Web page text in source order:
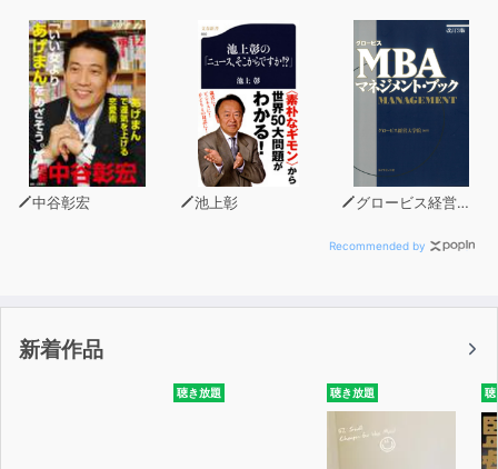
クル反復速習法」や
記憶の確認と強化を同時に行う「1分間ライティング」、
脳の自動編集機能を使った「1分間マッピング」など、
記憶競技で生み出した技術を完全に体系化。
時間のない中、早く結果を出したい、そんな人の要望に応
えられる勉強法です。
中谷彰宏 池上彰 グロービス経営大学院
Recommended by
新着作品
聴き放題 聴き放題 聴